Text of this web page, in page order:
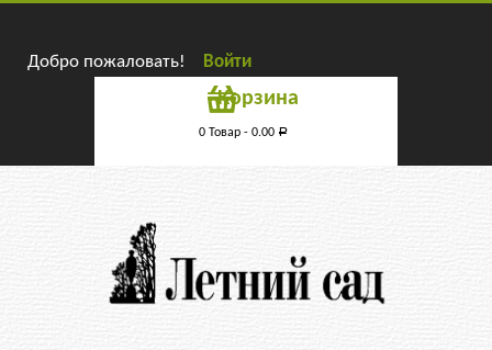
Добро пожаловать! Войти
Корзина
0 Товар - 0.00 Р